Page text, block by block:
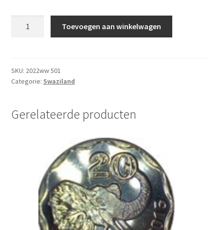
UNC
aantal
Toevoegen aan winkelwagen
SKU: 2022ww 501
Categorie: Swaziland
Gerelateerde producten